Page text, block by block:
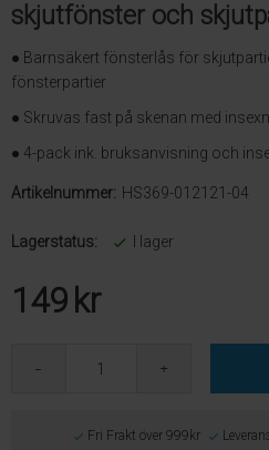
skjutfönster och
● Barnsäkert fönsterlås för
fönsterpartier
● Skruvas fast på skenan med
● 4-pack ink. bruksanvisning och
Artikelnummer: HS369-012121-04
Lagerstatus: I lager
149 kr
Fri Frakt över 999kr